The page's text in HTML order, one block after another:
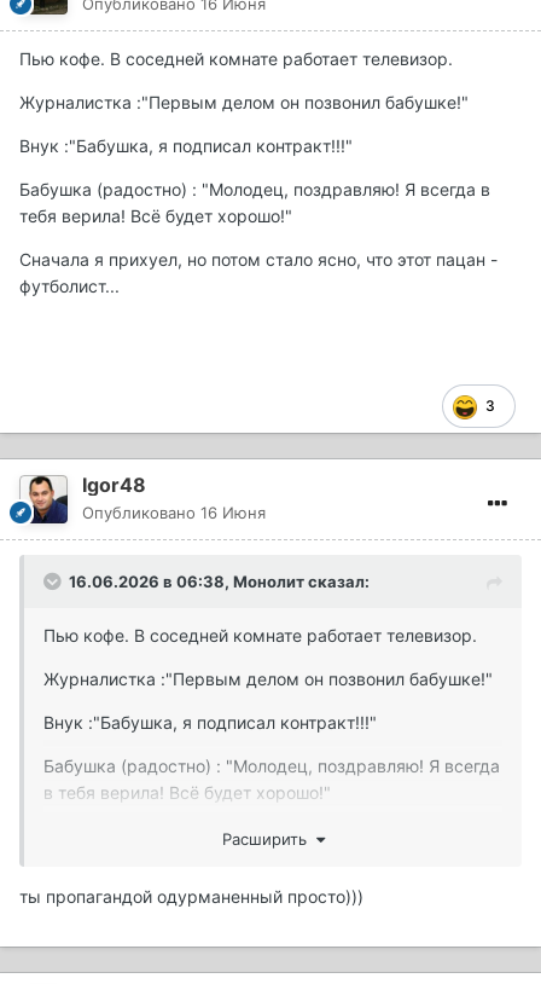
Опубликовано 16 Июня
Пью кофе. В соседней комнате работает телевизор.
Журналистка :"Первым делом он позвонил бабушке!"
Внук :"Бабушка, я подписал контракт!!!"
Бабушка (радостно) : "Молодец, поздравляю! Я всегда в
тебя верила! Всё будет хорошо!"
Сначала я прихуел, но потом стало ясно, что этот пацан -
футболист...
3
Igor48
Опубликовано 16 Июня
16.06.2026 в 06:38, Монолитсказал:
Пью кофе. В соседней комнате работает телевизор.
Журналистка :"Первым делом он позвонил бабушке!"
Внук :"Бабушка, я подписал контракт!!!"
Бабушка (радостно) : "Молодец, поздравляю! Я всегда
в тебя верила! Всё будет хорошо!"
Сначала я прихуел, но потом стало ясно, что этот
Расширить
ты пропагандой одурманенный просто)))